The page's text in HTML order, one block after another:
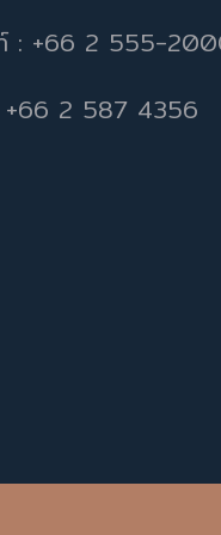
: +66 2 555-
+66 2 587 4356